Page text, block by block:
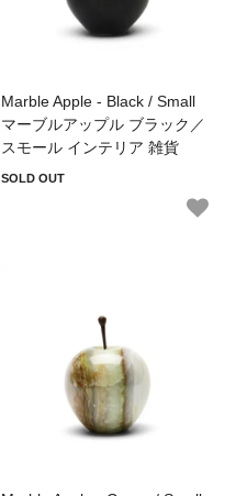
Marble Apple - Black / Small
マーブルアップル ブラック／
スモール インテリア 雑貨
SOLD OUT